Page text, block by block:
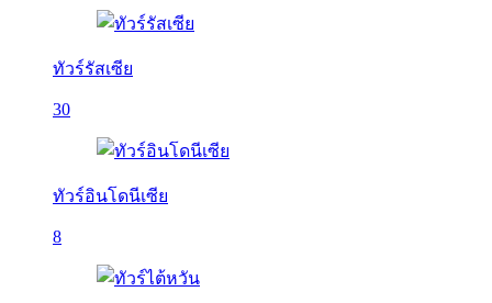
ทัวร์รัสเซีย
30
ทัวร์อินโดนีเซีย
8